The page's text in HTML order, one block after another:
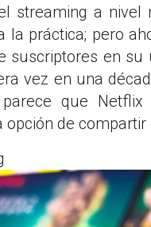
streaming a nivel
la práctica; pero
suscriptores en su
vez en una
parece que Netflix
opción de compartir